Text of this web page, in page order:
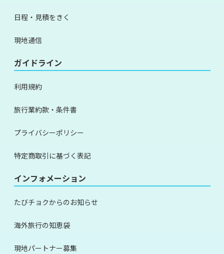
日程・見積をきく
現地通信
ガイドライン
利用規約
旅行業約款・条件書
プライバシーポリシー
特定商取引に基づく表記
インフォメーション
たびチョクからのお知らせ
海外旅行の知恵袋
現地パートナー募集